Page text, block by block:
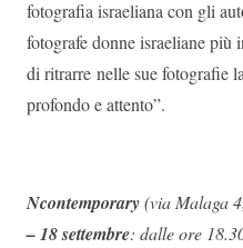
fotografia israeliana con gli
fotografe donne israeliane più
di ritrarre nelle sue fotografie
profondo e attento”.
Ncontemporary(via Malaga
– 18 settembre: dalle ore